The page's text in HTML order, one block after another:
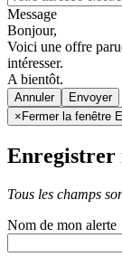
Message
Bonjour,
Voici une offre
intéresser.
A bientôt.
Annuler
× Fermer la fenêtre
Enregistrer
Tous les champs
Nom de mon alerte